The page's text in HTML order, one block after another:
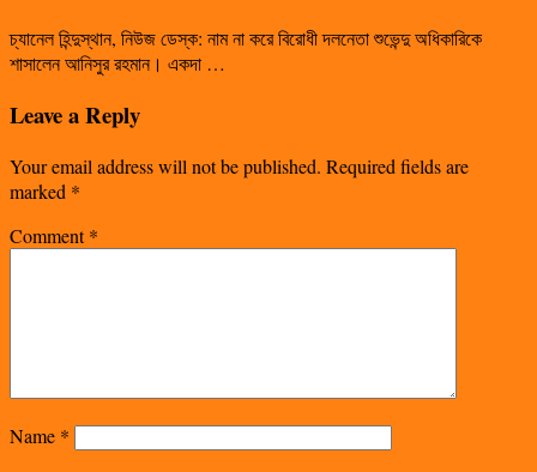
চ্যানেল হিন্দুস্থান, নিউজ ডেস্ক: নাম না করে বিরোধী দলনেতা শুভেন্দু অধিকারিকে
শাসালেন আনিসুর রহমান। একদা …
Leave a Reply
Your email address will not be published. Required fields are
marked *
Comment*
Name *